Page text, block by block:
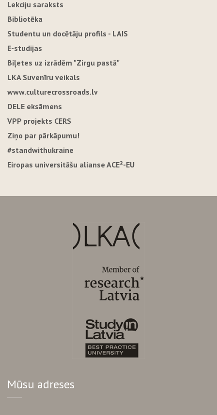
Lekciju saraksts
Bibliotēka
Studentu un docētāju profils - LAIS
E-studijas
Biļetes uz izrādēm "Zirgu pastā"
LKA Suvenīru veikals
www.culturecrossroads.lv
DELE eksāmens
VPP projekts CERS
Ziņo par pārkāpumu!
#standwithukraine
Eiropas universitāšu alianse ACE²-EU
Mūsu adreses